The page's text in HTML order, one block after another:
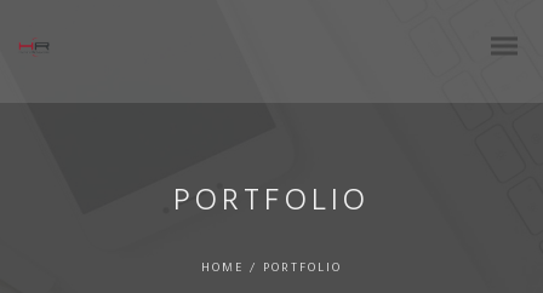
PORTFOLIO
HOME / PORTFOLIO